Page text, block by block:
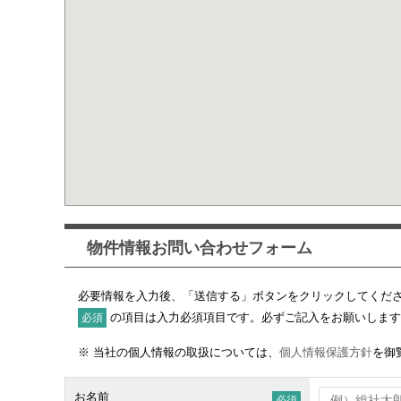
物件情報お問い合わせフォーム
必要情報を入力後、「送信する」ボタンをクリックしてくださ
必須 の項目は入力必須項目です。必ずご記入をお願いします
※ 当社の個人情報の取扱については、 個人情報保護方針を御
お名前